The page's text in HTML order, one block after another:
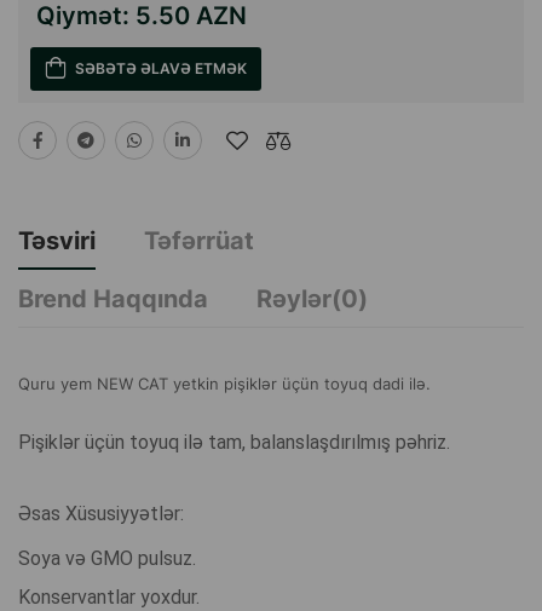
Qiymət: 5.50 AZN
SƏBƏTƏ ƏLAVƏ ETMƏK
Təsviri
Təfərrüat
Brend Haqqında
Rəylər(0)
Quru yem NEW CAT yetkin pişiklər üçün toyuq dadi ilə.
Pişiklər üçün toyuq ilə tam, balanslaşdırılmış pəhriz.
Əsas Xüsusiyyətlər:
Soya və GMO pulsuz.
Konservantlar yoxdur.